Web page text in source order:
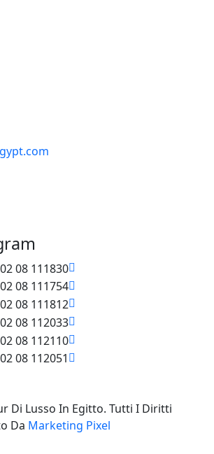
Di Lusso In Egitto. Tutti I Diritti
Da Marketing Pixel